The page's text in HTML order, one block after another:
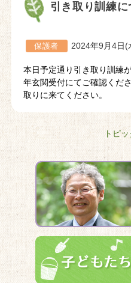
引き取り訓練に
保護者 2024年9月4日(
本日予定通り引き取り訓練
年玄関受付にてご確認くだ
取りに来てください。
トピ